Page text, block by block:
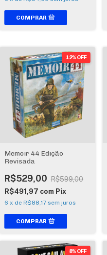
12% OFF
Memoir 44 Edição
Revisada
R$529,00 R$599,00
R$491,97 com Pix
6 x deR$88,17 sem juros
8% OFF